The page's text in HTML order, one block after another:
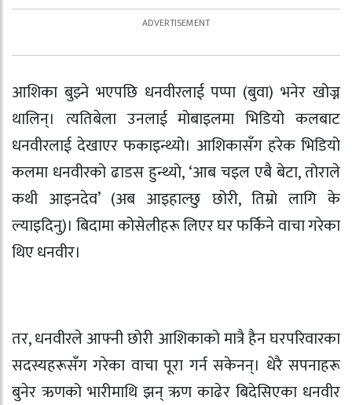
आशिका बुझ्ने भएपछि धनवीरलाई पप्पा (बुवा) भनेर खोज्न
थालिन्। त्यतिबेला उनलाई मोबाइलमा भिडियो कलबाट
धनवीरलाई देखाएर फकाइन्थ्यो। आशिकासँग हरेक भिडियो
कलमा धनवीरको ढाडस हुन्थ्यो, ‘आब चइल एबै बेटा, तोराले
कथी आइनदेव’ (अब आइहाल्छु छोरी, तिम्रो लागि के
ल्याइदिनु)। बिदामा कोसेलीहरू लिएर घर फर्किने वाचा गरेका
थिए धनवीर।
तर, धनवीरले आफ्नी छोरी आशिकाको मात्रै हैन घरपरिवारका
सदस्यहरूसँग गरेका वाचा पूरा गर्न सकेनन्। धेरै सपनाहरू
बुनेर ऋणको भारीमाथि झन् ऋण काढेर बिदेसिएका धनवीर